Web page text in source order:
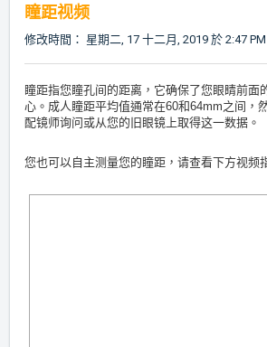
瞳距视频
修改時間： 星期二, 17 十二月, 2019 於 2:47 PM
瞳距指您瞳孔间的距离，它确保了您眼睛前面
心。成人瞳距平均值通常在60和64mm之间，
配镜师询问或从您的旧眼镜上取得这一数据。
您也可以自主测量您的瞳距，请查看下方视频